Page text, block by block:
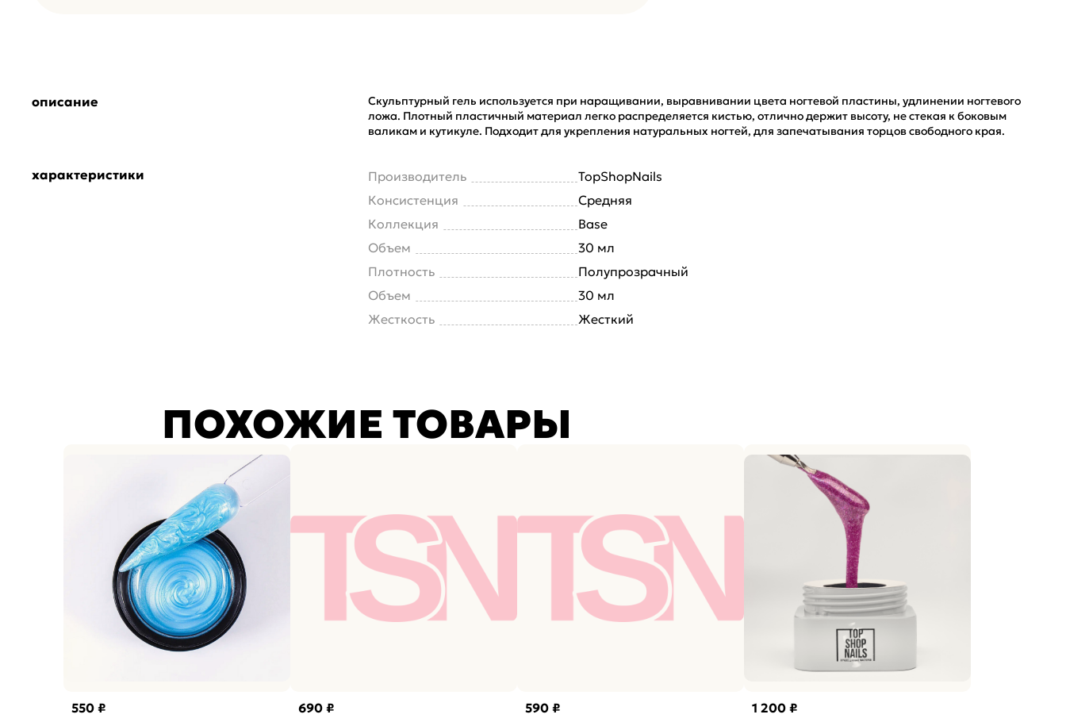
описание
Скульптурный гель используется при наращивании, выравнивании цвета ногтевой пластины, удлинении ногтевого
ложа. Плотный пластичный материал легко распределяется кистью, отлично держит высоту, не стекая к боковым
валикам и кутикуле. Подходит для укрепления натуральных ногтей, для запечатывания торцов свободного края.
характеристики Производитель
TopShopNails
Консистенция
Средняя
Коллекция
Base
Объем
30 мл
Плотность
Полупрозрачный
Объем
30 мл
Жесткость
Жесткий
ПОХОЖИЕ ТОВАРЫ
550 ₽ 690 ₽ 590 ₽ 1 200 ₽